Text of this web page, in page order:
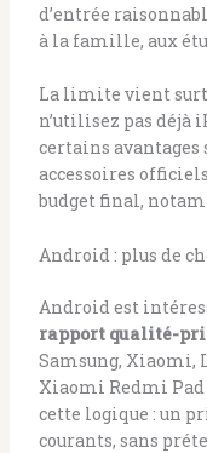
d’entrée
à la famille, aux
La limite vient
n’utilisez pas déjà
certains
accessoires
budget final,
Android : plus de
Android est
rapport qualité-
Samsung, Xiaomi,
Xiaomi Redmi Pad
cette logique : un
courants, sans